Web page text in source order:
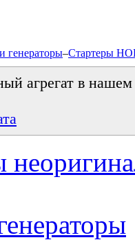
генераторы–Стартеры
агрегат в нашем